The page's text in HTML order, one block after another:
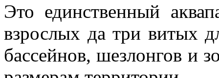
Это единственный
взрослых да три витых
бассейнов, шезлонгов и